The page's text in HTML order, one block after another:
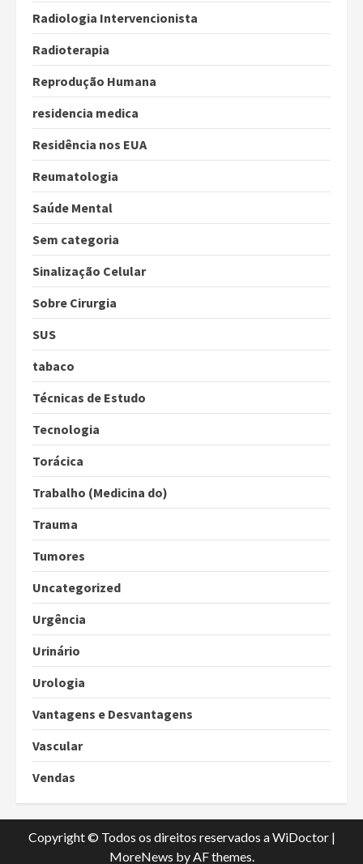
Radiologia Intervencionista
Radioterapia
Reprodução Humana
residencia medica
Residência nos EUA
Reumatologia
Saúde Mental
Sem categoria
Sinalização Celular
Sobre Cirurgia
SUS
tabaco
Técnicas de Estudo
Tecnologia
Torácica
Trabalho (Medicina do)
Trauma
Tumores
Uncategorized
Urgência
Urinário
Urologia
Vantagens e Desvantagens
Vascular
Vendas
Copyright © Todos os direitos reservados a WiDoctor |
MoreNews by AF themes.